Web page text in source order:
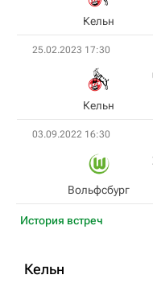
Кельн
25.02.2023 17:30
Кельн
03.09.2022 16:30
Вольфсбург
История встреч
Кельн